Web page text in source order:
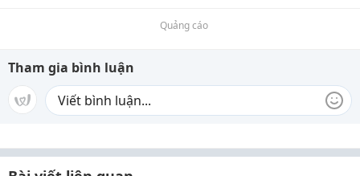
Quảng cáo
Tham gia bình luận